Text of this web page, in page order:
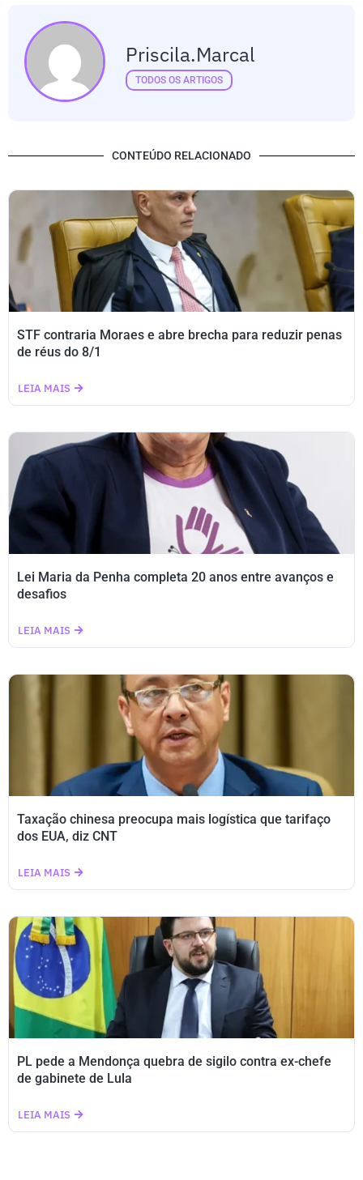
Priscila.marcal
TODOS OS ARTIGOS
CONTEÚDO RELACIONADO
STF contraria Moraes e abre brecha para reduzir penas
de réus do 8/1
LEIA MAIS
Lei Maria da Penha completa 20 anos entre avanços e
desafios
LEIA MAIS
Taxação chinesa preocupa mais logística que tarifaço
dos EUA, diz CNT
LEIA MAIS
PL pede a Mendonça quebra de sigilo contra ex-chefe
de gabinete de Lula
LEIA MAIS